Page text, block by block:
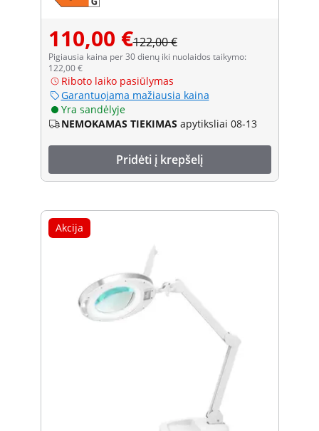
110,00 €122,00 €
Pigiausia kaina per 30 dienų iki nuolaidos taikymo:
122,00 €
Riboto laiko pasiūlymas
Garantuojama mažiausia kaina
Yra sandėlyje
NEMOKAMAS TIEKIMAS apytiksliai 08-13
Pridėti į krepšelį
Akcija